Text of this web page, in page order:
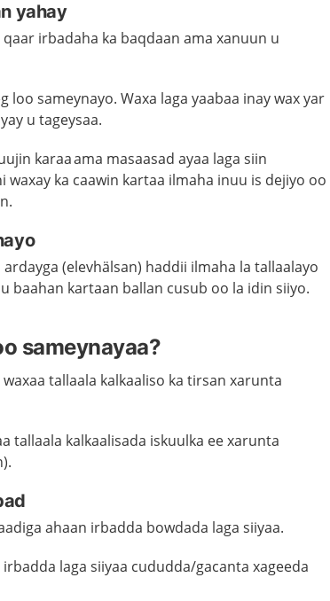
yahay
irbadaha ka baqdaan ama xanuun u
loo sameynayo. Waxa laga yaabaa inay wax yar
u tageysaa.
karaa ama masaasad ayaa laga siin
waxay ka caawin kartaa ilmaha inuu is dejiyo oo
ardayga (elevhälsan) haddii ilmaha la tallaalayo
baahan kartaan ballan cusub oo la idin siiyo.
sameynayaa?
tallaala kalkaaliso ka tirsan xarunta
tallaala kalkaalisada iskuulka ee xarunta
ahaan irbadda bowdada laga siiyaa.
laga siiyaa cududda/gacanta xageeda